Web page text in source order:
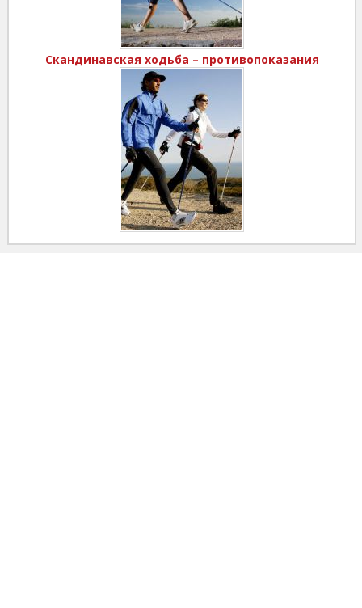
Скандинавская ходьба – противопоказания